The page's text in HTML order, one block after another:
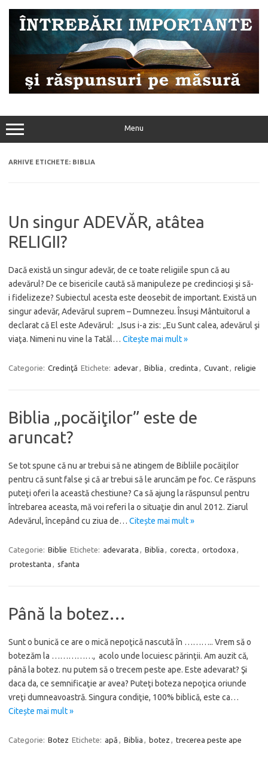
conținut
Menu
ARHIVE ETICHETE: BIBLIA
Un singur ADEVĂR, atâtea
RELIGII?
Dacă există un singur adevăr, de ce toate religiile spun că au
adevărul? De ce bisericile caută să manipuleze pe credincioşi şi să-
i fidelizeze? Subiectul acesta este deosebit de important. Există un
singur adevăr, Adevărul suprem – Dumnezeu. Însuşi Mântuitorul a
declarat că El este Adevărul: „Isus i-a zis: „Eu Sunt calea, adevărul şi
viaţa. Nimeni nu vine la Tatăl… Citește mai mult »
Categorie: Credinţă Etichete: adevar Biblia credinta Cuvant religie
Biblia „pocăiţilor” este de
aruncat?
Se tot spune că nu ar trebui să ne atingem de Bibliile pocăiţilor
pentru că sunt false şi că ar trebui să le aruncăm pe foc. Ce răspuns
puteţi oferi la această chestiune? Ca să ajung la răspunsul pentru
întrebarea aceasta, mă voi referi la o situaţie din anul 2012. Ziarul
Adevărul, începând cu ziua de… Citește mai mult »
Categorie: Biblie Etichete: adevarata Biblia corecta ortodoxa
protestanta
sfanta
Până la botez…
Sunt o bunică ce are o mică nepoţică nascută în ……….. Vrem să o
botezăm la ……………, acolo unde locuiesc părinţii. Am auzit că,
până la botez. nu putem să o trecem peste ape. Este adevarat? Şi
daca da, ce semnificaţie ar avea? Puteţi boteza nepoţica oriunde
vreţi dumneavoastră. Singura condiţie, 100% biblică, este ca…
Citește mai mult »
Categorie: Botez Etichete: apă Biblia botez trecerea peste ape